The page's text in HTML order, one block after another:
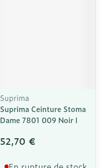
Suprima
Suprima Ceinture Stoma
Dame 7801 009 Noir l
52,70 €